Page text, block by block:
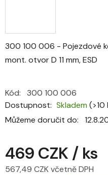
300 100 006 - Pojezdové
mont. otvor D 11 mm, ESD
Dostupnost Skladem (>10
Můžeme doručit do:
Kód: 300 100 006
469 CZK / ks
567,49 CZK včetně DPH